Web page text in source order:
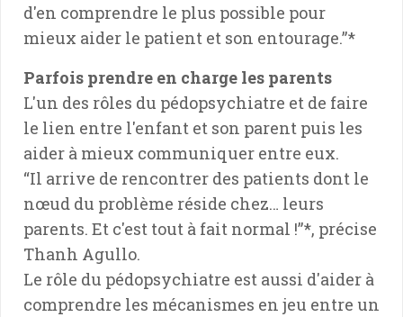
d'en comprendre le plus possible pour
mieux aider le patient et son entourage.”*
Parfois prendre en charge les parents
L'un des rôles du pédopsychiatre et de faire
le lien entre l'enfant et son parent puis les
aider à mieux communiquer entre eux.
“Il arrive de rencontrer des patients dont le
nœud du problème réside chez… leurs
parents. Et c'est tout à fait normal !”*, précise
Thanh Agullo.
Le rôle du pédopsychiatre est aussi d'aider à
comprendre les mécanismes en jeu entre un